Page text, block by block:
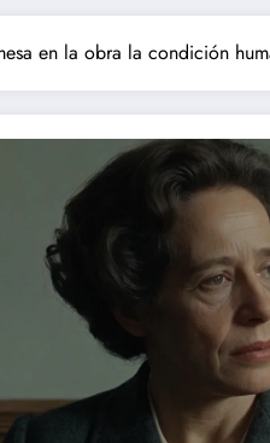
en la obra la condición